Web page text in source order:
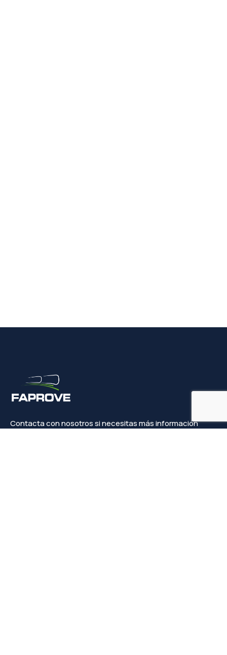
Contacta con nosotros si necesitas más información